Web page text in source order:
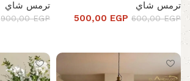
ترمس شاي
600,00EGP
500,00 EGP
ترمس شاي
900,00EGP